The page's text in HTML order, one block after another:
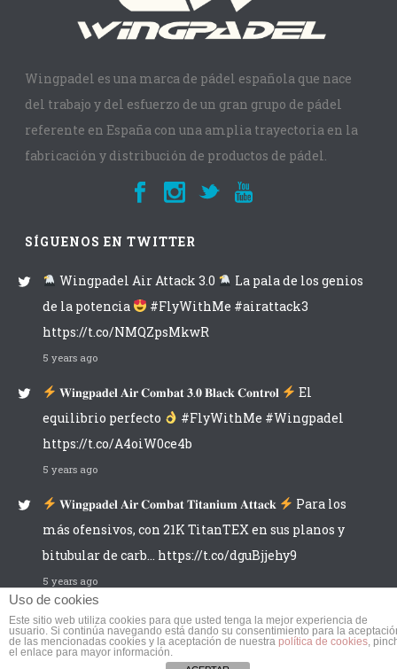
Wingpadel es una marca de pádel española que nace
del trabajo y del esfuerzo de un gran grupo de pádel
referente en España con una amplia trayectoria en la
fabricación y distribución de productos de pádel.
SÍGUENOS EN TWITTER
Wingpadel Air Attack 3.0
La pala de los genios
de la potencia
#FlyWithMe #airattack3
https://t.co/NMQZpsMkwR
5 years ago
𝐖𝐢𝐧𝐠𝐩𝐚𝐝𝐞𝐥 𝐀𝐢𝐫 𝐂𝐨𝐦𝐛𝐚𝐭 𝟑.𝟎 𝐁𝐥𝐚𝐜𝐤 𝐂𝐨𝐧𝐭𝐫𝐨𝐥
El
equilibrio perfecto
#FlyWithMe #Wingpadel
https://t.co/A4oiW0ce4b
5 years ago
𝐖𝐢𝐧𝐠𝐩𝐚𝐝𝐞𝐥 𝐀𝐢𝐫 𝐂𝐨𝐦𝐛𝐚𝐭 𝐓𝐢𝐭𝐚𝐧𝐢𝐮𝐦 𝐀𝐭𝐭𝐚𝐜𝐤
Para los
más ofensivos, con 21K TitanTEX en sus planos y
bitubular de carb… https://t.co/dguBjjehy9
5 years ago
Uso de cookies
Este sitio web utiliza cookies para que usted tenga la mejor experiencia de
usuario. Si continúa navegando está dando su consentimiento para la
de las mencionadas cookies y la aceptación de nuestra política de cookies,
el enlace para mayor información.